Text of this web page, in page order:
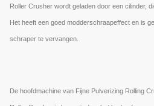
Roller Crusher wordt geladen door een cilinder,
Het heeft een goed modderschraapeffect en is
schraper te vervangen.
De hoofdmachine van Fijne Pulverizing Rolling